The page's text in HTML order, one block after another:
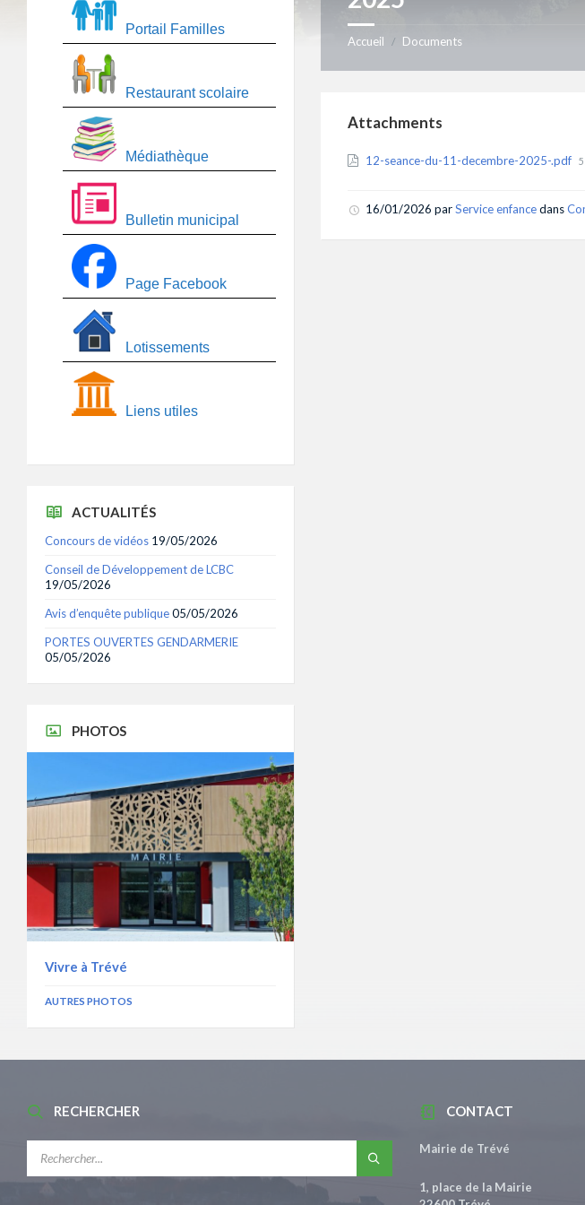
Accueil / Documents
Attachments
12-seance-du-11-decembre-2025-.pdf
16/01/2026parService enfance dans
Portail Familles
Restaurant scolaire
Médiathèque
Bulletin municipal
Page Facebook
Lotissements
Liens utiles
ACTUALITÉS
Concours de vidéos 19/05/2026
Conseil de Développement de LCBC
19/05/2026
Avis d’enquête publique05/05/2026
PORTES OUVERTES GENDARMERIE
05/05/2026
PHOTOS
Vivre à Trévé
AUTRES PHOTOS
RECHERCHER CONTACT
Mairie de Trévé
1, place de la Mairie